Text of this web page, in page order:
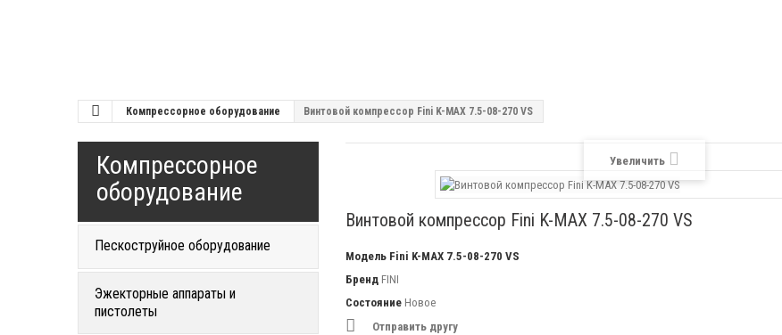
Компрессорное оборудование Винтовой компрессор Fini K-MAX 7.5-08-270 VS
Компрессорное
оборудование
Пескоструйное оборудование
Эжекторные аппараты и
пистолеты
Увеличить
Винтовой компрессор Fini K-MAX 7.5-08-270 VS
Модель Fini K-MAX 7.5-08-270 VS
Бренд FINI
Состояние Новое
Отправить другу